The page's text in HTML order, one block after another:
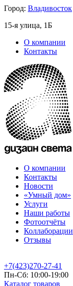
Город: Владивосток
15-я улица, 1Б
О компании
Контакты
О компании
Контакты
Новости
«Умный дом»
Услуги
Наши работы
Фотоотчёты
Коллаборации
Отзывы
+7(423)270-27-41
Пн-Сб: 10:00-19:00
Каталог товаров